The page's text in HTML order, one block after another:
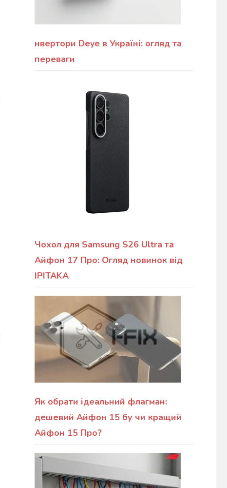
нвертори Deye в Україні: огляд та
переваги
Чохол для Samsung S26 Ultra та
Айфон 17 Про: Огляд новинок від
IPITAKA
Як обрати ідеальний флагман:
дешевий Айфон 15 бу чи кращий
Айфон 15 Про?